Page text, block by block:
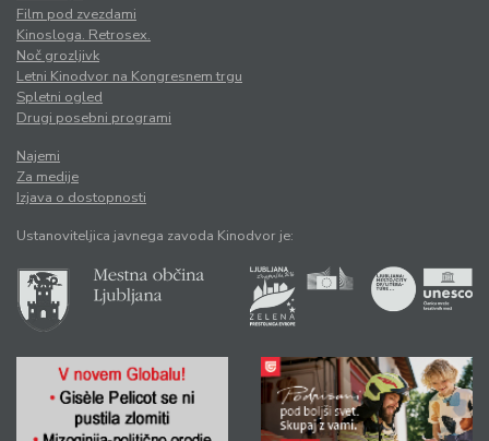
Film pod zvezdami
Kinosloga. Retrosex.
Noč grozljivk
Letni Kinodvor na Kongresnem trgu
Spletni ogled
Drugi posebni programi
Najemi
Za medije
Izjava o dostopnosti
Ustanoviteljica javnega zavoda Kinodvor je: